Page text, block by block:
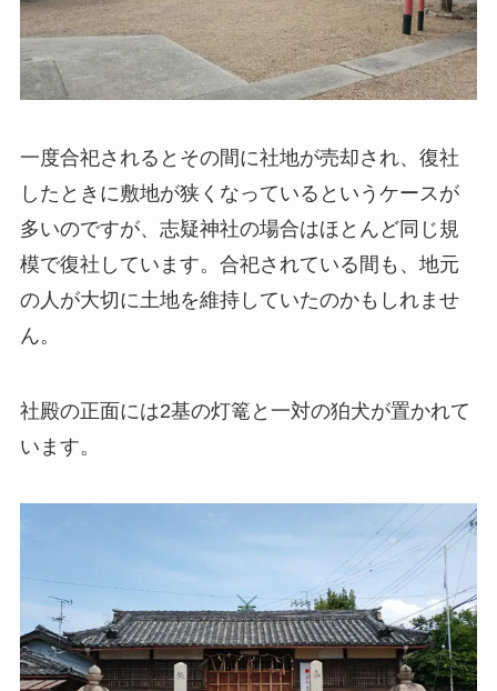
一度合祀されるとその間に社地が売却され、復社
したときに敷地が狭くなっているというケースが
多いのですが、志疑神社の場合はほとんど同じ規
模で復社しています。合祀されている間も、地元
の人が大切に土地を維持していたのかもしれませ
ん。
社殿の正面には2基の灯篭と一対の狛犬が置かれて
います。